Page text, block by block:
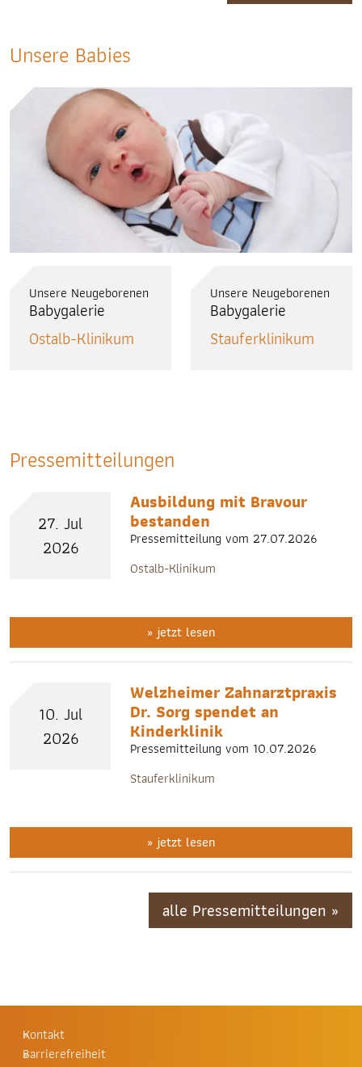
Unsere Babies
Unsere Neugeborenen
Babygalerie
Ostalb-Klinikum
Unsere Neugeborenen
Babygalerie
Stauferklinikum
Pressemitteilungen
27. Jul
2026
Ausbildung mit Bravour
bestanden
Pressemitteilung vom 27.07.2026
Ostalb-Klinikum
» jetzt lesen
10. Jul
2026
Welzheimer Zahnarztpraxis
Dr. Sorg spendet an
Kinderklinik
Pressemitteilung vom 10.07.2026
Stauferklinikum
» jetzt lesen
alle Pressemitteilungen »
Kontakt
Barrierefreiheit